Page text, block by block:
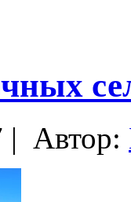
| Автор: